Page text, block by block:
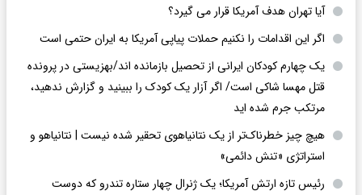
آیا تهران هدف آمریکا قرار می گیرد؟
اگر این اقدامات را نکنیم حملات پیاپی آمریکا به ایران حتمی است
یک چهارم کودکان ایرانی از تحصیل بازمانده اند/بهزیستی در پرونده
قتل مهسا شاکی است/ اگر آزار یک کودک را ببینید و گزارش ندهید،
مرتکب جرم شده اید
هیچ چیز خطرناک‌تر از یک نتانیاهوی تحقیر شده نیست | نتانیاهو و
استراتژی «تنش دائمی»
رئیس تازه ارتش آمریکا؛ یک ژنرال چهار ستاره تندرو که دوست